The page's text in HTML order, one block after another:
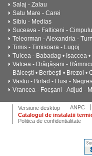
Salaj - Zalau
Satu Mare - Carei
Sibiu - Medias
Suceava - Falticeni -
Teleorman - Alexandria -
Timis - Timisoara - Lugoj
Tulcea - Babadag • Isaccea
Valcea - Drăgășani -
Bălcești • Berbești • Brezoi
Vaslui - Birlad - Husi -
Vrancea - Focșani - Adjud -
Versiune desktop ANPC
Catalogul de instalatii
Politica de confidentialitate